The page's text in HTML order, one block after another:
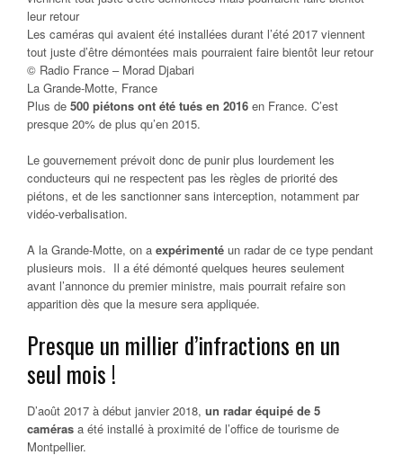
Les caméras qui avaient été installées durant l’été 2017 viennent
tout juste d’être démontées mais pourraient faire bientôt leur retour
© Radio France – Morad Djabari
La Grande-Motte, France
Plus de 500 piétons ont été tués en 2016 en France. C’est
presque 20% de plus qu’en 2015.
Le gouvernement prévoit donc de punir plus lourdement les
conducteurs qui ne respectent pas les règles de priorité des
piétons, et de les sanctionner sans interception, notamment par
vidéo-verbalisation.
A la Grande-Motte, on a expérimenté un radar de ce type pendant
plusieurs mois. Il a été démonté quelques heures seulement
avant l’annonce du premier ministre, mais pourrait refaire son
apparition dès que la mesure sera appliquée.
Presque un millier d’infractions en un
seul mois !
D’août 2017 à début janvier 2018, un radar équipé de 5
caméras a été installé à proximité de l’office de tourisme de
Montpellier.